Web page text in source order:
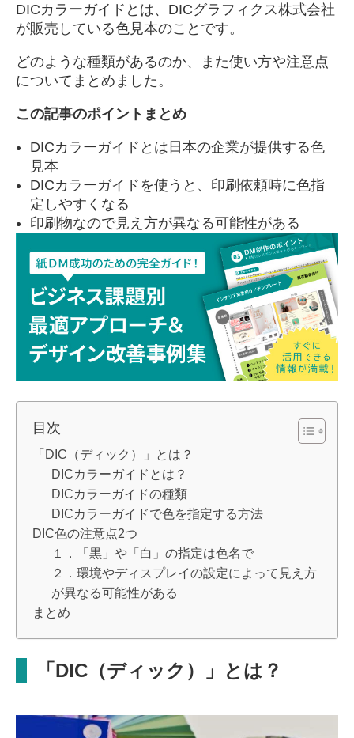
DICカラーガイドとは、DICグラフィクス株式会社
が販売している色見本のことです。
どのような種類があるのか、また使い方や注意点
についてまとめました。
この記事のポイントまとめ
DICカラーガイドとは日本の企業が提供する色
見本
DICカラーガイドを使うと、印刷依頼時に色指
定しやすくなる
印刷物なので見え方が異なる可能性がある
目次
「DIC（ディック）」とは？
DICカラーガイドとは？
DICカラーガイドの種類
DICカラーガイドで色を指定する方法
DIC色の注意点2つ
１．「黒」や「白」の指定は色名で
２．環境やディスプレイの設定によって見え方
が異なる可能性がある
まとめ
「DIC（ディック）」とは？